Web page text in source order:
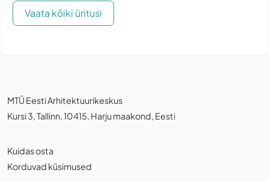
Vaata kõiki üritusi
MTÜ Eesti Arhitektuurikeskus
Kursi 3, Tallinn, 10415, Harju maakond, Eesti
Kuidas osta
Korduvad küsimused